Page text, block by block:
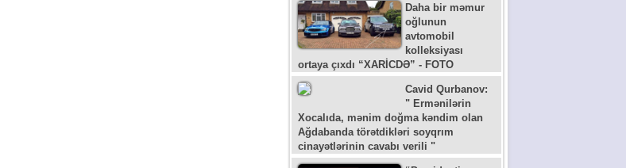
Daha bir məmur
oğlunun
avtomobil
kolleksiyası
ortaya çıxdı “XARİCDƏ” - FOTO
Cavid Qurbanov:
" Ermənilərin
Xocalıda, mənim doğma kəndim olan
Ağdabanda törətdikləri soyqrım
cinayətlərinin cavabı verili "